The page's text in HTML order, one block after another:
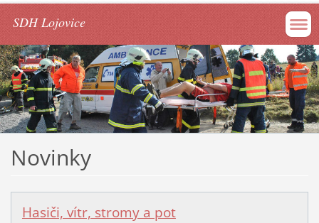
SDH Lojovice
Novinky
Hasiči, vítr, stromy a pot